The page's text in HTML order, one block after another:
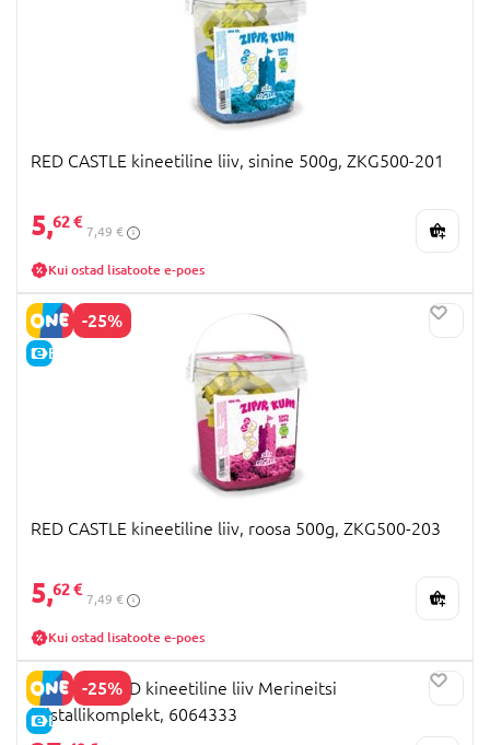
RED CASTLE kineetiline liiv, sinine 500g, ZKG500-201
5,62 €
7,49 €
Kui ostad lisatoote e-poes
-25%
E-HIND
RED CASTLE kineetiline liiv, roosa 500g, ZKG500-203
5,62 €
7,49 €
Kui ostad lisatoote e-poes
-25%
E-HIND
KINETIC SAND kineetiline liiv Merineitsi
kristallikomplekt, 6064333